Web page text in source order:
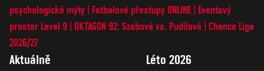
psychologické mýty
Fotbalové přestupy ONLINE
Eventový
prostor Level 9 OKTAGON 92: Szabová vs. Pudilová
Chance Liga
2026/27
Aktuálně Léto 2026